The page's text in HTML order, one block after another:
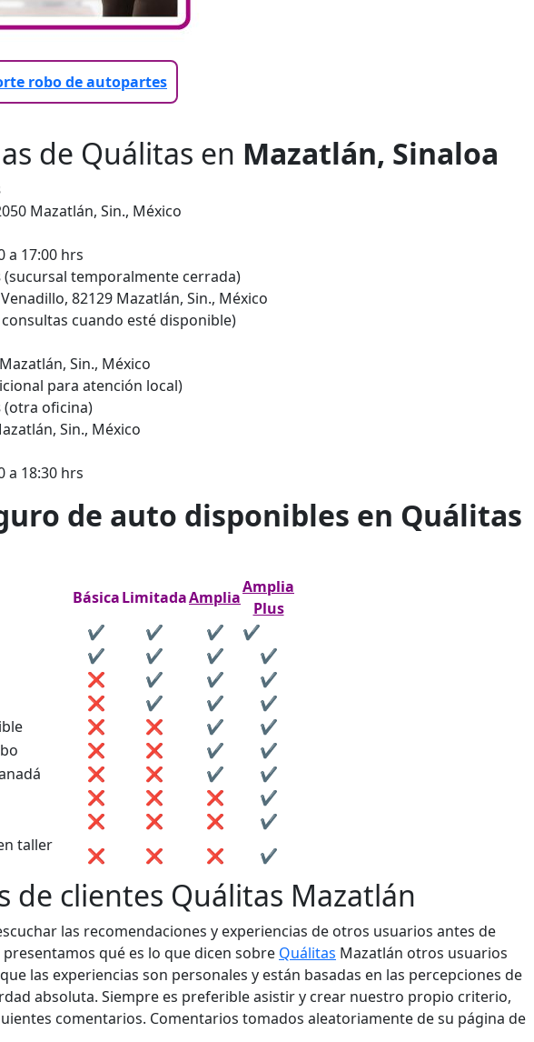
robo de autopartes
de Quálitas en Mazatlán, Sinaloa
Mazatlán, Sin., México
a 17:00 hrs
(sucursal temporalmente cerrada)
82129 Mazatlán, Sin., México
consultas cuando esté disponible)
Sin., México
para atención local)
(otra oficina)
Sin., México
a 18:30 hrs
de auto disponibles en Quálitas
BásicaLimitadaAmplia
Amplia
Plus
✔️ ✔️ ✔️
✔️
✔️ ✔️ ✔️
✔️
❌ ✔️ ✔️
✔️
❌ ✔️ ✔️
✔️
❌ ❌ ✔️
✔️
❌ ❌ ✔️
✔️
❌ ❌ ✔️
✔️
❌ ❌ ❌
✔️
❌ ❌ ❌
✔️
taller
❌ ❌ ❌ ✔️
de clientes Quálitas Mazatlán
las recomendaciones y experiencias de otros usuarios antes de
qué es lo que dicen sobre Quálitas Mazatlán otros usuarios
las experiencias son personales y están basadas en las percepciones de
absoluta. Siempre es preferible asistir y crear nuestro propio criterio,
comentarios. Comentarios tomados aleatoriamente de su página de